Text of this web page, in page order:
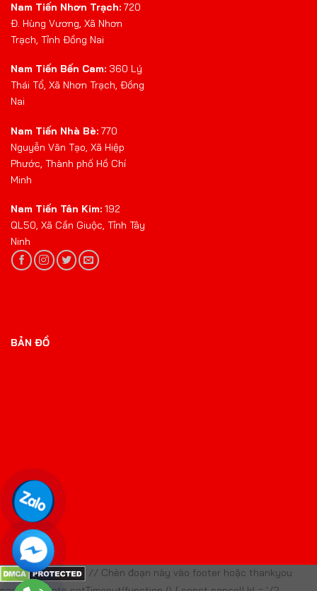
Nam Tiến Nhơn Trạch: 720
Đ. Hùng Vương, Xã Nhơn
Trạch, Tỉnh Đồng Nai
Nam Tiến Bến Cam: 360 Lý
Thái Tổ, Xã Nhơn Trạch, Đồng
Nai
Nam Tiến Nhà Bè: 770
Nguyễn Văn Tạo, Xã Hiệp
Phước, Thành phố Hồ Chí
Minh
Nam Tiến Tân Kim: 192
QL50, Xã Cần Giuộc, Tỉnh Tây
Ninh
BẢN ĐỒ
// Chèn đoạn này vào footer hoặc thankyou